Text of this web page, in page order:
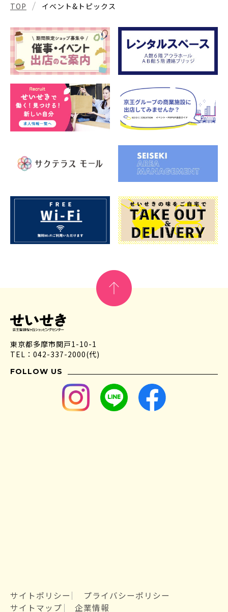
TOP イベント&トピックス
東京都多摩市関戸1-10-1
TEL：042-337-2000(代)
FOLLOW US
サイトポリシー
プライバシーポリシー
サイトマップ
企業情報